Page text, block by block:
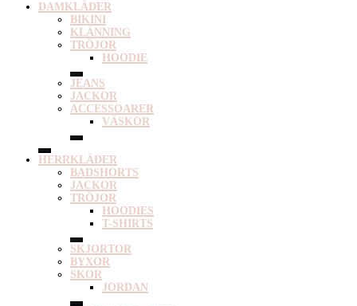
DAMKLÄDER
BIKINI
KLÄNNING
TRÖJOR
HOODIE
JEANS
JACKOR
ACCESSOARER
VÄSKOR
HERRKLÄDER
BADSHORTS
JACKOR
TRÖJOR
HOODIES
T-SHIRTS
SKJORTOR
BYXOR
SKOR
JORDAN